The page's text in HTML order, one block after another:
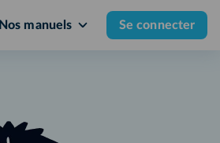
Nos manuels Se connecter